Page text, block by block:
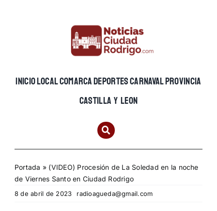
INICIOLOCALCOMARCADEPORTESCARNAVALPROVINCIA
CASTILLA Y LEON
Portada » (VIDEO) Procesión de La Soledad en la noche
de Viernes Santo en Ciudad Rodrigo
8 de abril de 2023 radioagueda@gmail.com